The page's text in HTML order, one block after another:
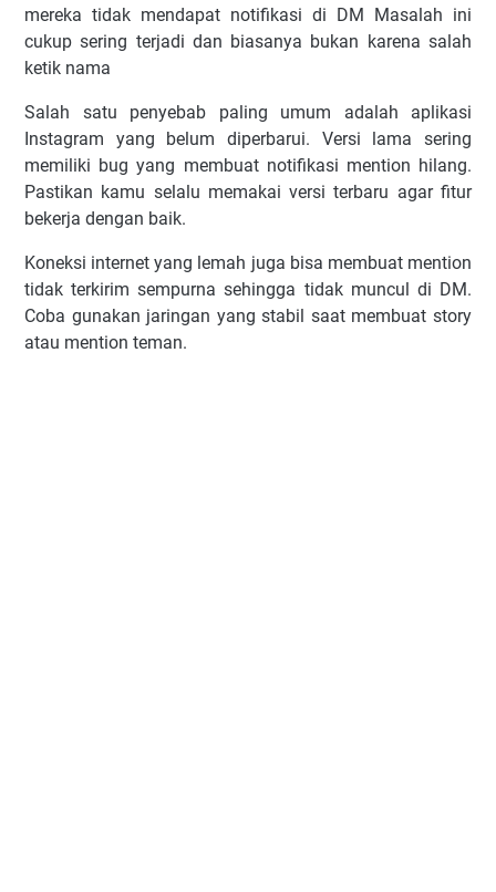
mereka tidak mendapat notifikasi di DM Masalah ini
cukup sering terjadi dan biasanya bukan karena salah
ketik nama
Salah satu penyebab paling umum adalah aplikasi
Instagram yang belum diperbarui. Versi lama sering
memiliki bug yang membuat notifikasi mention hilang.
Pastikan kamu selalu memakai versi terbaru agar fitur
bekerja dengan baik.
Koneksi internet yang lemah juga bisa membuat mention
tidak terkirim sempurna sehingga tidak muncul di DM.
Coba gunakan jaringan yang stabil saat membuat story
atau mention teman.